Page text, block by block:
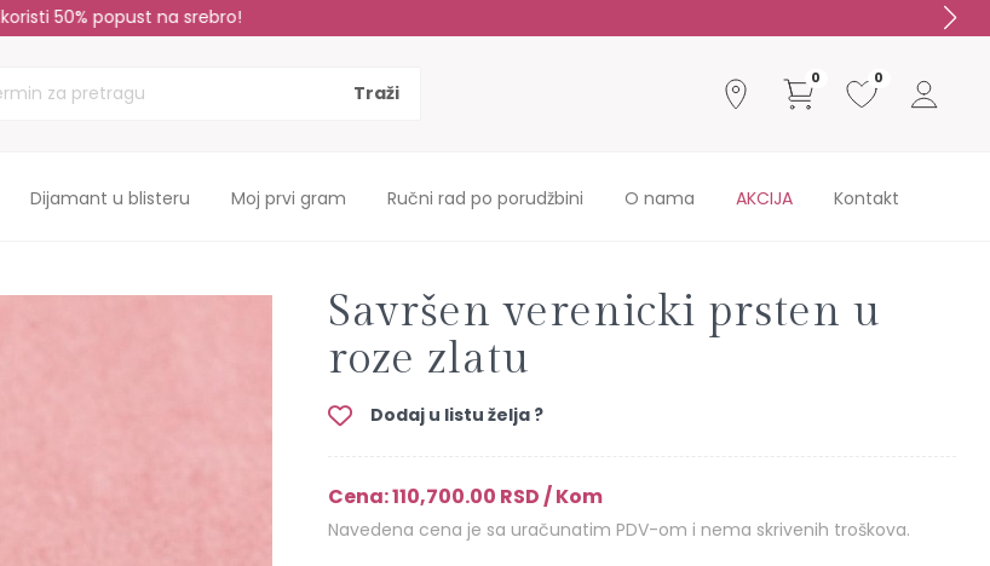
Sopstvena proizvodnja, do 35% niže cene!
0 0
Dijamant u blisteru Moj prvi gram Ručni rad po porudžbini O nama AKCIJA Kontakt
Savršen verenicki prsten u
roze zlatu
Dodaj u listu želja ?
Cena: 110,700.00 RSD / Kom
Navedena cena je sa uračunatim PDV-om i nema skrivenih troškova.